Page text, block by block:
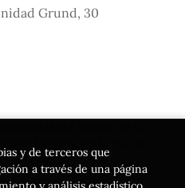
Grund, 30
la Lectura
y de terceros que
a través de una página